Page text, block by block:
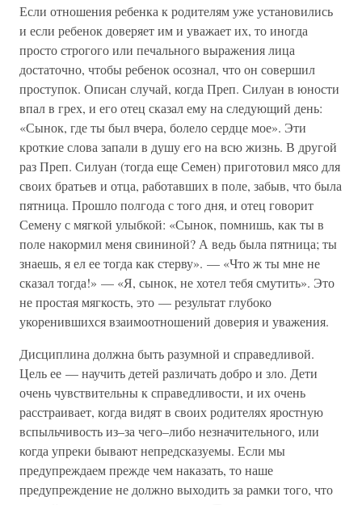
Если отношения ребенка к родителям уже установились
и если ребенок доверяет им и уважает их, то иногда
просто строгого или печального выражения лица
достаточно, чтобы ребенок осознал, что он совершил
проступок. Описан случай, когда Преп. Силуан в юности
впал в грех, и его отец сказал ему на следующий день:
«Сынок, где ты был вчера, болело сердце мое». Эти
кроткие слова запали в душу его на всю жизнь. В другой
раз Преп. Силуан (тогда еще Семен) приготовил мясо для
своих братьев и отца, работавших в поле, забыв, что была
пятница. Прошло полгода с того дня, и отец говорит
Семену с мягкой улыбкой: «Сынок, помнишь, как ты в
поле накормил меня свининой? А ведь была пятница; ты
знаешь, я ел ее тогда как стерву». — «Что ж ты мне не
сказал тогда!» — «Я, сынок, не хотел тебя смутить». Это
не простая мягкость, это — результат глубоко
укоренившихся взаимоотношений доверия и уважения.
Дисциплина должна быть разумной и справедливой.
Цель ее — научить детей различать добро и зло. Дети
очень чувствительны к справедливости, и их очень
расстраивает, когда видят в своих родителях яростную
вспыльчивость из–за чего–либо незначительного, или
когда упреки бывают непредсказуемы. Если мы
предупреждаем прежде чем наказать, то наше
предупреждение не должно выходить за рамки того, что